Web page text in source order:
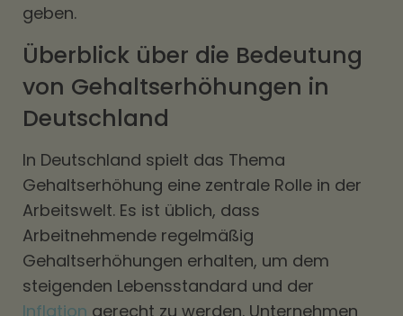
geben.
Überblick über die Bedeutung
von Gehaltserhöhungen in
Deutschland
In Deutschland spielt das Thema
Gehaltserhöhung eine zentrale Rolle in der
Arbeitswelt. Es ist üblich, dass
Arbeitnehmende regelmäßig
Gehaltserhöhungen erhalten, um dem
steigenden Lebensstandard und der
Inflation gerecht zu werden. Unternehmen